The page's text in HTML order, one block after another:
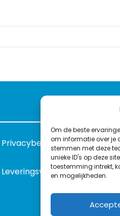
Om de beste
om informatie over je
stemmen met deze
unieke ID's op deze
toestemming intrekt,
en mogelijkheden.
Privacybeleid
Leveringsvoorwaarden